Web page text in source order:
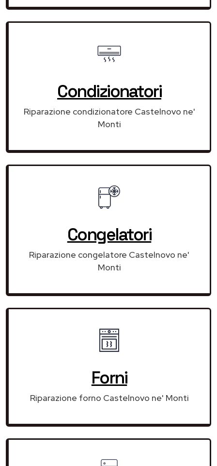
Condizionatori
Riparazione condizionatore Castelnovo ne'
Monti
Congelatori
Riparazione congelatore Castelnovo ne'
Monti
Forni
Riparazione forno Castelnovo ne' Monti